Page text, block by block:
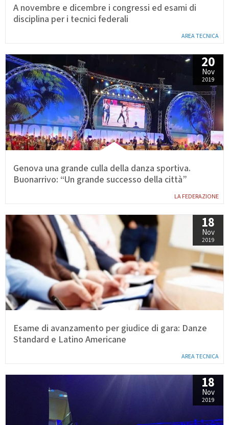
AREA TECNICA
A novembre e dicembre i congressi ed esami di
disciplina per i tecnici federali
LA FEDERAZIONE
20
Nov
2019
Genova una grande culla della danza sportiva.
Buonarrivo: “Un grande successo della città”
AREA TECNICA
18
Nov
2019
Esame di avanzamento per giudice di gara: Danze
Standard e Latino Americane
18
Nov
2019